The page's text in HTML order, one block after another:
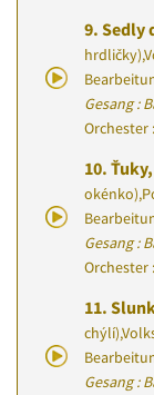
9. Sedly
hrdličky),
Gesang :
Orchester
10.
okénko),
Gesang :
Orchester
11.
chýlí),
Gesang :